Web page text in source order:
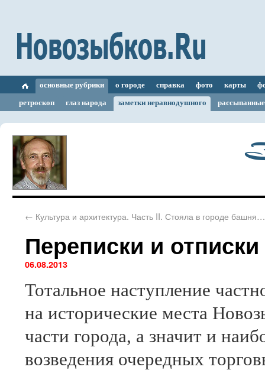
основные рубрики о городе справка фото карты
ретроскоп
глаз народа заметки неравнодушного
← Культура и архитектура. Часть II. Стояла в городе башня…
Переписки и отписки
06.08.2013
Тотальное наступление
на исторические места
части города, а значит и
возведения очередных